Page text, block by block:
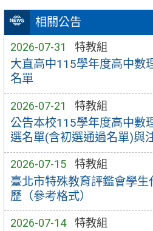
相關公告
2026-07-31 特教組
大直高中115學年度高中數
名單
2026-07-21 特教組
公告本校115學年度高中數
選名單(含初選通過名單)與
2026-07-15 特教組
臺北市特殊教育評鑑會學
歷（參考格式）
2026-07-14 特教組